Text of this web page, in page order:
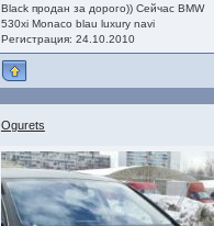
Black продан за дорого)) Сейчас BMW
530xi Monaco blau luxury navi
Регистрация: 24.10.2010
Ogurets